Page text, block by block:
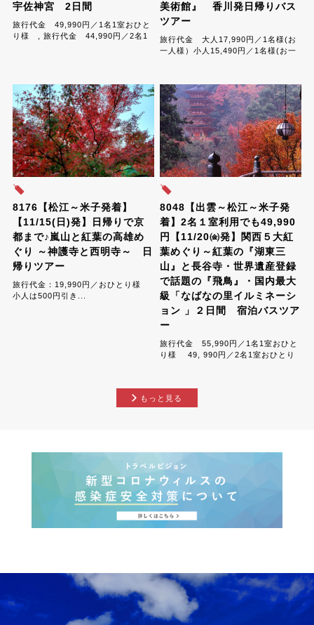
宇佐神宮 2日間
旅行代金 49,990円／1名1室おひと
り様 , 旅行代金 44,990円／2名1
美術館』 香川発日帰りバス
ツアー
旅行代金 大人17,990円／1名様(お
一人様）小人15,490円／1名様(お一
8176【松江～米子発着】
【11/15(日)発】日帰りで京
都まで♪嵐山と紅葉の高雄め
ぐり ～神護寺と西明寺～ 日
帰りツアー
旅行代金：19,990円／おひとり様
小人は500円引き...
8048【出雲～松江～米子発
着】2名１室利用でも49,990
円【11/20㈮発】関西５大紅
葉めぐり～紅葉の『湖東三
山』と長谷寺・世界遺産登録
で話題の『飛鳥』・国内最大
級「なばなの里イルミネーシ
ョン 」２日間 宿泊バスツア
ー
旅行代金 55,990円／1名1室おひと
り様 49, 990円／2名1室おひとり
もっと見る